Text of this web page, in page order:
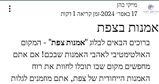
אמנות בצפת
מייקי כהן
17 באפר׳ 2024
זמן קריאה 1 דקות
ברוכים הבאים לבלוג "אמנות צפת" - המקום
האולטימטיבי לאהבי האמנות שבכם! אם אתם
מחפשים מקום שבו תוכלו לחוות את רוח
האמנות הייחודית של צפת, אתם מוזמנים לגלות